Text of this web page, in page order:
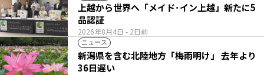
2026年8月4日 - 2日前
上越から世界へ「メイド･イン上越」新たに5
品認証
ニュース
新潟県を含む北陸地方「梅雨明け」 去年より
36日遅い